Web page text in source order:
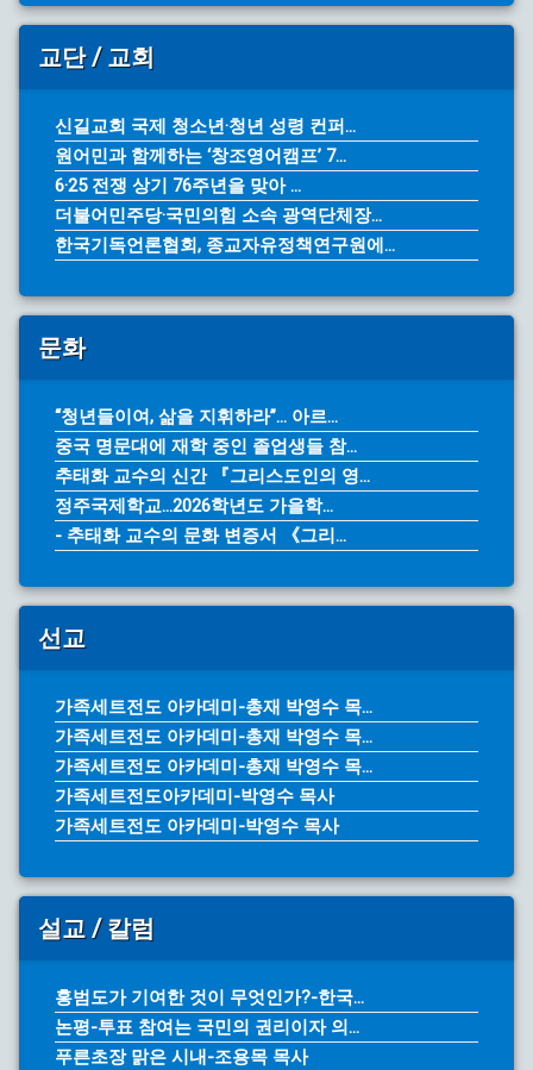
교단 / 교회
신길교회 국제 청소년·청년 성령 컨퍼...
원어민과 함께하는 ‘창조영어캠프’ 7...
6·25 전쟁 상기 76주년을 맞아 ...
더불어민주당·국민의힘 소속 광역단체장...
한국기독언론협회, 종교자유정책연구원에...
문화
“청년들이여, 삶을 지휘하라”… 아르...
중국 명문대에 재학 중인 졸업생들 참...
추태화 교수의 신간 『그리스도인의 영...
정주국제학교...2026학년도 가을학...
- 추태화 교수의 문화 변증서 《그리...
선교
가족세트전도 아카데미-총재 박영수 목...
가족세트전도 아카데미-총재 박영수 목...
가족세트전도 아카데미-총재 박영수 목...
가족세트전도아카데미-박영수 목사
가족세트전도 아카데미-박영수 목사
설교 / 칼럼
홍범도가 기여한 것이 무엇인가?-한국...
논평-투표 참여는 국민의 권리이자 의...
푸른초장 맑은 시내-조용목 목사